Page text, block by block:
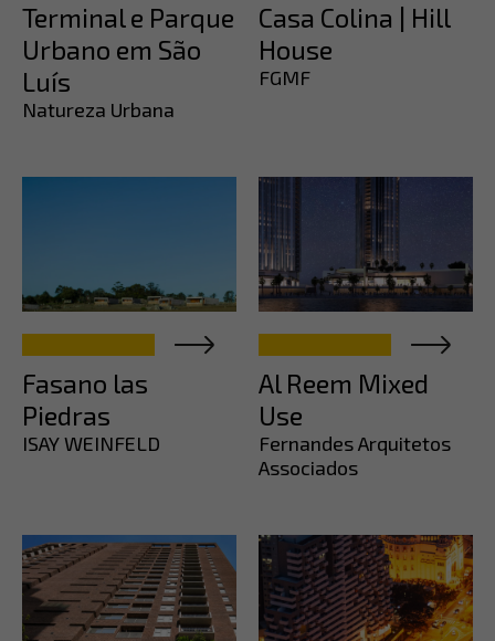
Terminal e Parque
Urbano em São
Luís
Natureza Urbana
Casa Colina | Hill
House
FGMF
Fasano las
Piedras
ISAY WEINFELD
Al Reem Mixed
Use
Fernandes Arquitetos
Associados